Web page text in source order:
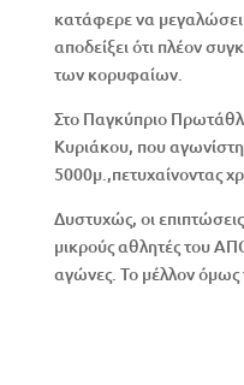
κατάφερε να
αποδείξει ότι πλέον
των κορυφαίων.
Στο Παγκύπριο
Κυριάκου, που
5000μ.,πετυχαίνοντας
Δυστυχώς, οι
μικρούς αθλητές του
αγώνες. Το μέλλον όμως